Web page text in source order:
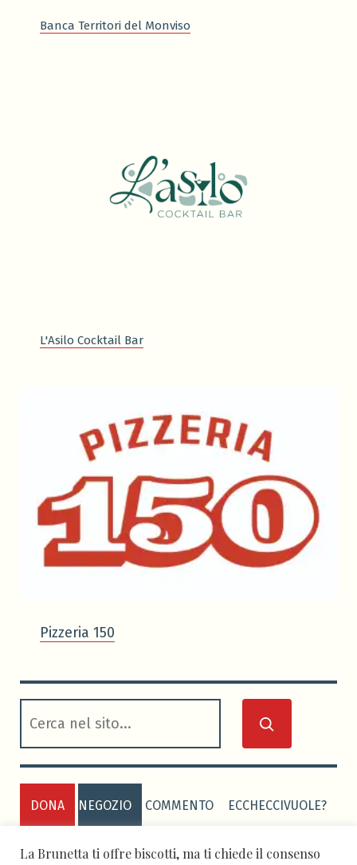
Banca Territori del Monviso
L'Asilo Cocktail Bar
Pizzeria 150
DONA NEGOZIO COMMENTO ECCHECCIVUOLE?
PRIVACY POLICY COOKIE POLICY
La Brunetta ti offre biscotti, ma ti chiede il consenso